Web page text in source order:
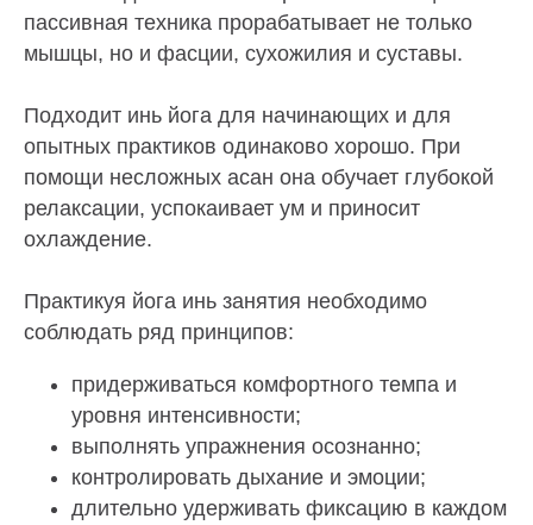
пассивная техника прорабатывает не только
мышцы, но и фасции, сухожилия и суставы.
Подходит инь йога для начинающих и для
опытных практиков одинаково хорошо. При
помощи несложных асан она обучает глубокой
релаксации, успокаивает ум и приносит
охлаждение.
Практикуя йога инь занятия необходимо
соблюдать ряд принципов:
придерживаться комфортного темпа и
уровня интенсивности;
выполнять упражнения осознанно;
контролировать дыхание и эмоции;
длительно удерживать фиксацию в каждом